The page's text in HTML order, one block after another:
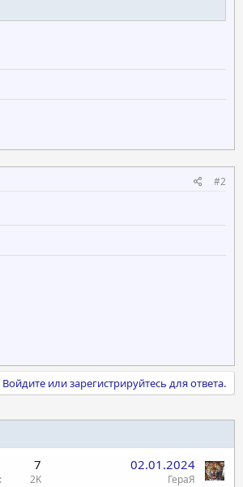
#2
Войдите или зарегистрируйтесь для ответа.
7
2K
02.01.2024
ГераЯ